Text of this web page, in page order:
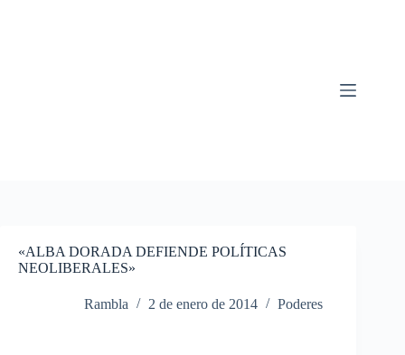
«ALBA DORADA DEFIENDE POLÍTICAS
NEOLIBERALES»
Rambla 2 de enero de 2014 Poderes